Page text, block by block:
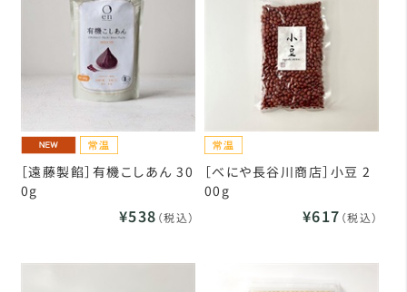
［遠藤製餡］有機こしあん 30
0g
¥538 （税込）
［べにや長谷川商店］小豆 2
00g
¥617 （税込）